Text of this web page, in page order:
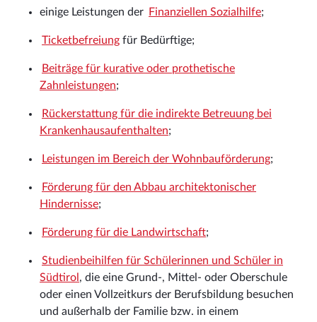
einige Leistungen der Finanziellen Sozialhilfe;
Ticketbefreiung für Bedürftige;
Beiträge für kurative oder prothetische
Zahnleistungen;
Rückerstattung für die indirekte Betreuung bei
Krankenhausaufenthalten;
Leistungen im Bereich der Wohnbauförderung;
Förderung für den Abbau architektonischer
Hindernisse;
Förderung für die Landwirtschaft;
Studienbeihilfen für Schülerinnen und Schüler in
Südtirol , die eine Grund-, Mittel- oder Oberschule
oder einen Vollzeitkurs der Berufsbildung besuchen
und außerhalb der Familie bzw. in einem